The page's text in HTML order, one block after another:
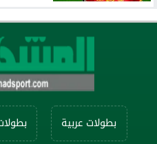
بطولات عربية